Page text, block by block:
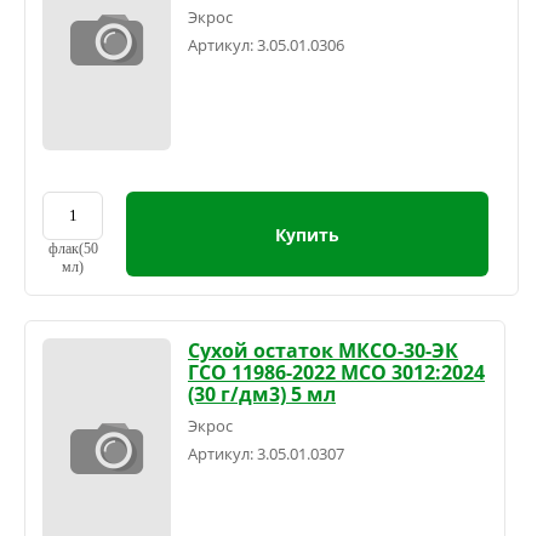
Экрос
Артикул:3.05.01.0306
флак(50
мл)
Купить
Сухой остаток МКСО-30-ЭК
ГСО 11986-2022 МСО 3012:2024
(30 г/дм3) 5 мл
Экрос
Артикул:3.05.01.0307